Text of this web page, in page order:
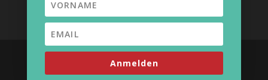
Entworfen von | Unterstützt von
WordPress
Anmelden